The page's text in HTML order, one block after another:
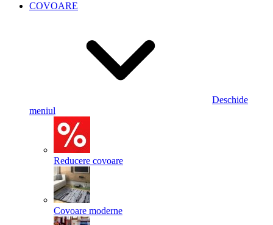
COVOARE
Deschide
meniul
Reducere covoare
Covoare moderne